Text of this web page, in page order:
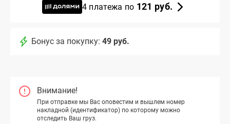
4 платежа по 121 руб.
Бонус за покупку: 49 руб.
Внимание!
При отправке мы Вас оповестим и вышлем номер
накладной (идентификатор) по которому можно
отследить Ваш груз.